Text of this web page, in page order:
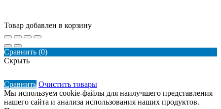
Товар добавлен в корзину
Сравнить (0)
Скрыть
Сравнить Очистить товары
Мы используем cookie-файлы для наилучшего представления
нашего сайта и анализа использования наших продуктов.